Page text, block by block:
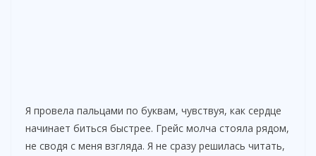
Я провела пальцами по буквам, чувствуя, как сердце
начинает биться быстрее. Грейс молча стояла рядом,
не сводя с меня взгляда. Я не сразу решилась читать,